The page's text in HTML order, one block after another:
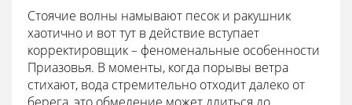
Стоячие волны намывают песок и ракушник
хаотично и вот тут в действие вступает
корректировщик – феноменальные особенности
Приазовья. В моменты, когда порывы ветра
стихают, вода стремительно отходит далеко от